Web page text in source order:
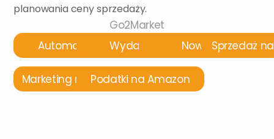
planowania ceny sprzedaży.
Go2Market
AutomatyzacjaWydarzenia NowościSprzedaż
Marketing na AmazonPodatki na Amazon